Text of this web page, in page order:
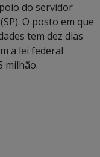
do servidor
O posto em que
tem dez dias
a lei federal
milhão.